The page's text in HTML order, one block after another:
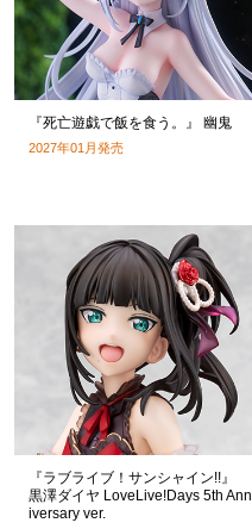
『死亡遊戯で飯を食う。』 幽鬼
2027年01月発売
『ラブライブ！サンシャイン!!』
黒澤ダイヤ LoveLive!Days 5th Ann
iversary ver.